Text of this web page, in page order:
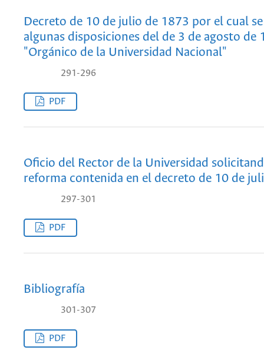
Decreto de 10 de julio de 1873 por el cual
algunas disposiciones del de 3 de agosto de
"Orgánico de la Universidad Nacional"
291-296
PDF
Oficio del Rector de la Universidad
reforma contenida en el decreto de 10 de
297-301
PDF
Bibliografía
301-307
PDF